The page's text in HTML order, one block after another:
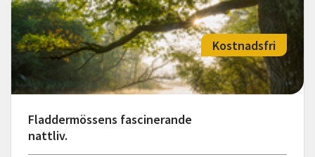
Fladdermössens fascinerande
nattliv.
Kostnadsfri